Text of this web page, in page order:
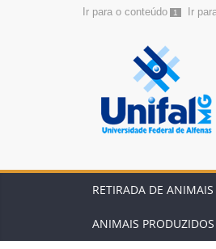
Ir para o conteúdo 1 Ir
RETIRADA DE ANIMAIS
ANIMAIS PRODUZIDOS